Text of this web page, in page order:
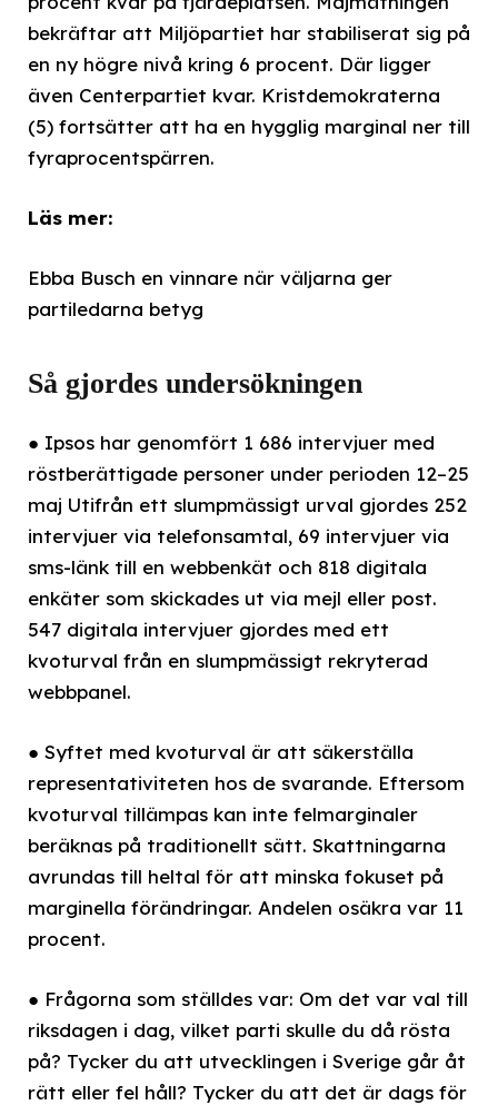
bekräftar att Miljöpartiet har stabiliserat sig på
en ny högre nivå kring 6 procent. Där ligger
även Centerpartiet kvar. Kristdemokraterna
(5) fortsätter att ha en hygglig marginal ner till
fyraprocentspärren.
Läs mer:
Ebba Busch en vinnare när väljarna ger
partiledarna betyg
Så gjordes undersökningen
● Ipsos har genomfört 1 686 intervjuer med
röstberättigade personer under perioden 12–25
maj Utifrån ett slumpmässigt urval gjordes 252
intervjuer via telefonsamtal, 69 intervjuer via
sms-länk till en webbenkät och 818 digitala
enkäter som skickades ut via mejl eller post.
547 digitala intervjuer gjordes med ett
kvoturval från en slumpmässigt rekryterad
webbpanel.
● Syftet med kvoturval är att säkerställa
representativiteten hos de svarande. Eftersom
kvoturval tillämpas kan inte felmarginaler
beräknas på traditionellt sätt. Skattningarna
avrundas till heltal för att minska fokuset på
marginella förändringar. Andelen osäkra var 11
procent.
● Frågorna som ställdes var: Om det var val till
riksdagen i dag, vilket parti skulle du då rösta
på? Tycker du att utvecklingen i Sverige går åt
rätt eller fel håll? Tycker du att det är dags för